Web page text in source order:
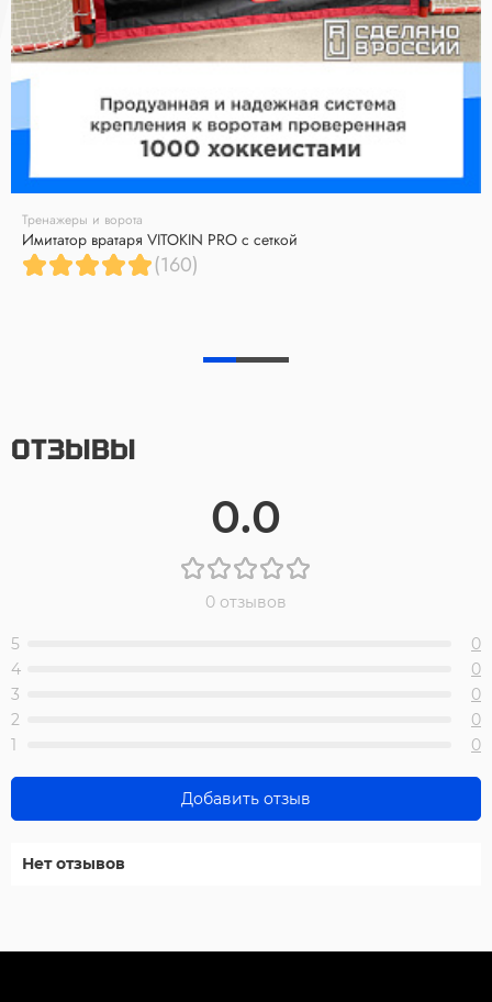
Тренажеры и ворота
Имитатор вратаря VITOKIN PRO с сеткой
(160)
ОТЗЫВЫ
0.0
0 отзывов
5
0
4
0
3
0
2
0
1
0
Добавить отзыв
Нет отзывов